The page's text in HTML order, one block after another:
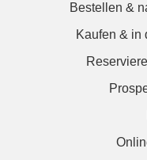
Bestellen &
Kaufen & in